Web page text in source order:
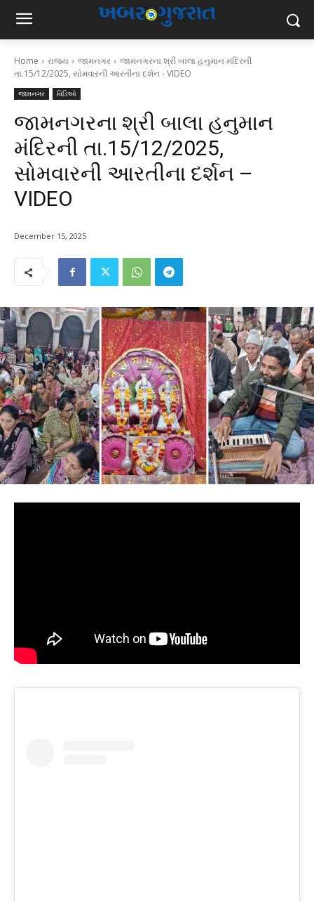
Home રાજ્ય જામનગર
જામનગરના શ્રી બાલા હનુમાન મંદિરની
તા.15/12/2025, સોમવારની આરતીના દર્શન - VIDEO
જામનગર વિડિઓ
જામનગરના શ્રી બાલા હનુમાન
મંદિરની તા.15/12/2025,
સોમવારની આરતીના દર્શન –
VIDEO
December 15, 2025